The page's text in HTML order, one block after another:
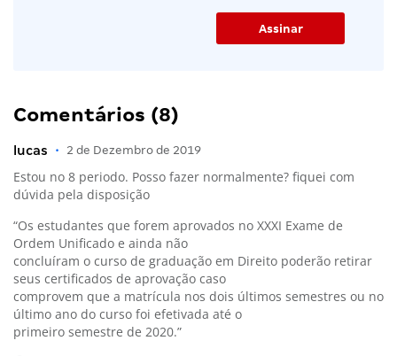
Comentários (8)
lucas • 2 de Dezembro de 2019
Estou no 8 periodo. Posso fazer normalmente? fiquei com
dúvida pela disposição
“Os estudantes que forem aprovados no XXXI Exame de
Ordem Unificado e ainda não
concluíram o curso de graduação em Direito poderão retirar
seus certificados de aprovação caso
comprovem que a matrícula nos dois últimos semestres ou no
último ano do curso foi efetivada até o
primeiro semestre de 2020.”